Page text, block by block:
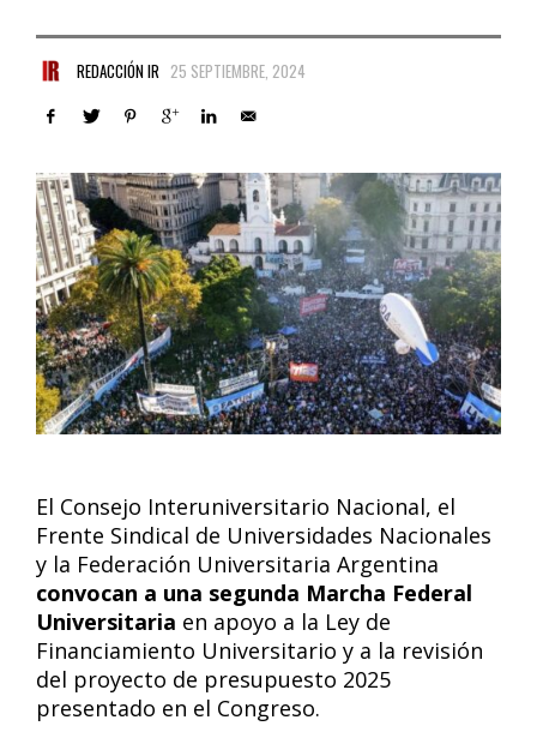
REDACCIÓN IR 25 SEPTIEMBRE, 2024
El Consejo Interuniversitario Nacional, el
Frente Sindical de Universidades Nacionales
y la Federación Universitaria Argentina
convocan a una segunda Marcha Federal
Universitaria en apoyo a la Ley de
Financiamiento Universitario y a la revisión
del proyecto de presupuesto 2025
presentado en el Congreso.